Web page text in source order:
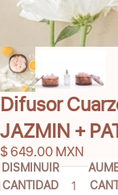
Difusor
JAZMIN +
$ 649.00 MXN
DISMINUIR
CANTIDAD